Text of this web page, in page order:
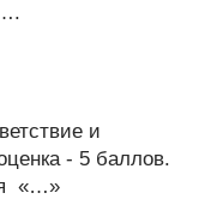
и
- 5 баллов.
«…»